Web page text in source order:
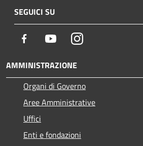
SEGUICI SU
Facebook YoutubeInstagram
AMMINISTRAZIONE
Organi di Governo
Aree Amministrative
Uffici
Enti e fondazioni